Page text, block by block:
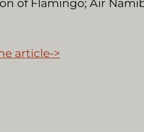
of Flamingo; Air
article->